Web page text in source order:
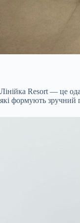
Лінійка Resort — це
які формують зручний